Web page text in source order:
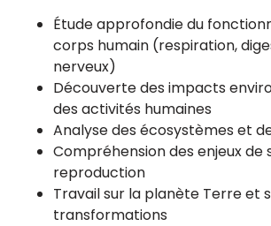
Étude approfondie du
corps humain (respiration,
nerveux)
Découverte des impacts
des activités humaines
Analyse des écosystèmes et
Compréhension des enjeux de
reproduction
Travail sur la planète Terre et
transformations